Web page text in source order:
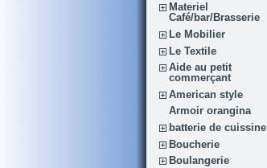
Materiel
Café/bar/Brasserie
Le Mobilier
Le Textile
Aide au petit
commerçant
American style
Armoir orangina
batterie de cuissine
Boucherie
Boulangerie